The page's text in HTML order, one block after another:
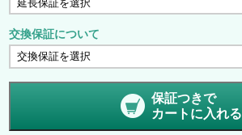
交換保証について
保証つきで
カートに入れる